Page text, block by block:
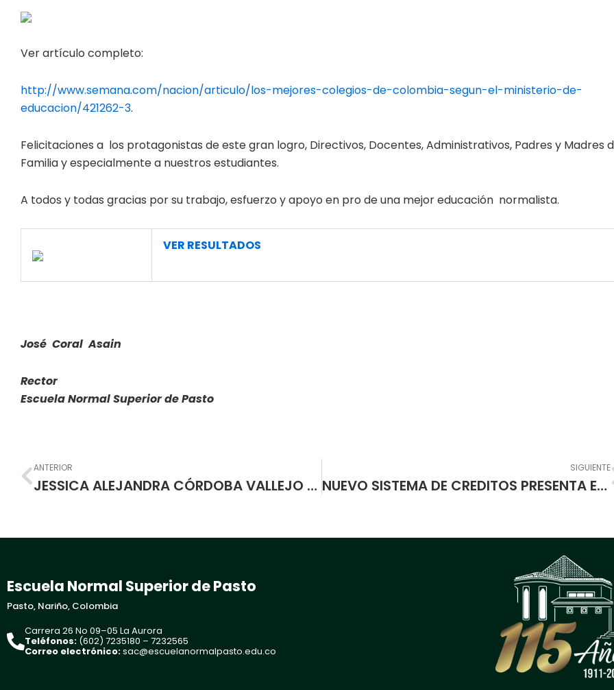
Ver artículo completo:
http://www.semana.com/nacion/articulo/los-mejores-colegios-de-colombia-segun-el-ministerio-de-
educacion/421262-3.
Felicitaciones a los protagonistas de este gran logro, Directivos, Docentes, Administrativos, Padres y Madres
Familia y especialmente a nuestros estudiantes.
A todos y todas gracias por su trabajo, esfuerzo y apoyo en pro de una mejor educación normalista.
VER RESULTADOS
José Coral Asain
Rector
Escuela Normal Superior de Pasto
Prev
ANTERIOR
JESSICA ALEJANDRA CÓRDOBA VALLEJO FUE ELEGIDA COMO PERSONERA 2015
SIGUIENTE
NUEVO SISTEMA DE CREDITOS PRESENTA EL GOBIERNO PARA BACHILLERES QUE INGRESEN A LA UNIVERSIDAD. Programa \”Tú Eliges\”
Escuela Normal Superior de Pasto
Pasto, Nariño, Colombia
Carrera 26 No 09–05 La Aurora
Teléfonos: (602) 7235180 – 7232565
Correo electrónico:sac@escuelanormalpasto.edu.co